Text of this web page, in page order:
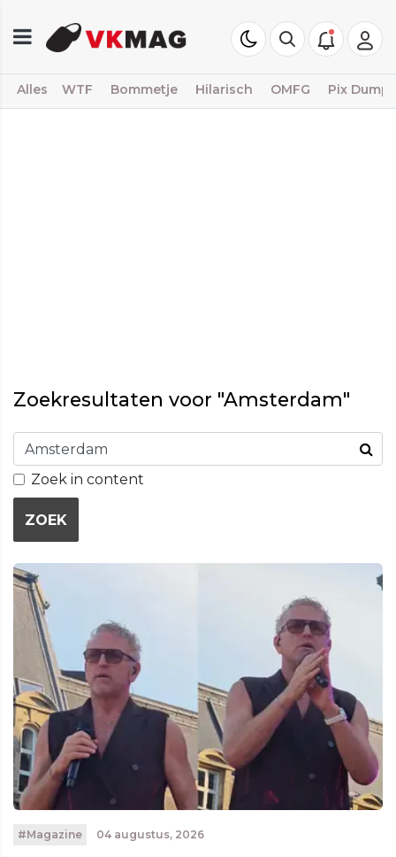
Alles WTF Bommetje Hilarisch OMFG Pix Dump
Zoekresultaten voor "Amsterdam"
Zoek in content
ZOEK
#Magazine 04 augustus, 2026